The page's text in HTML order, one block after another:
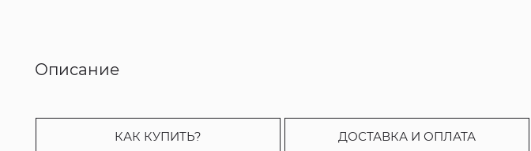
Описание
КАК КУПИТЬ? ДОСТАВКА И ОПЛАТА